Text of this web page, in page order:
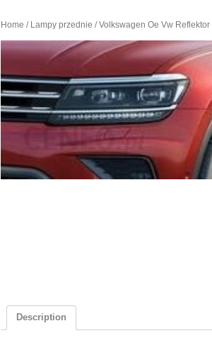
Home / Lampy przednie / Volkswagen Oe Vw
Description